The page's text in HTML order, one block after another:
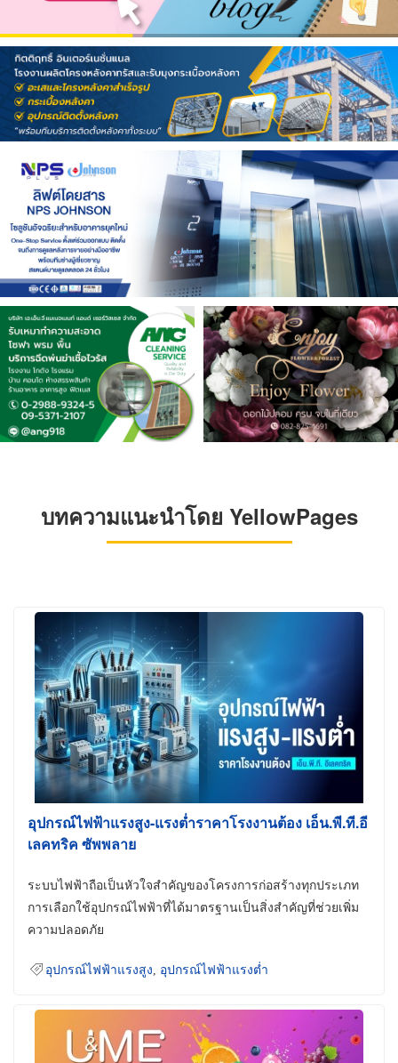
บทความแนะนำโดย YellowPages
อุปกรณ์ไฟฟ้าแรงสูง-แรงต่ำราคาโรงงานต้อง เอ็น.พี.ที.อี
เลคทริค ซัพพลาย
ระบบไฟฟ้าถือเป็นหัวใจสำคัญของโครงการก่อสร้างทุกประเภท
การเลือกใช้อุปกรณ์ไฟฟ้าที่ได้มาตรฐานเป็นสิ่งสำคัญที่ช่วยเพิ่ม
ความปลอดภัย
อุปกรณ์ไฟฟ้าแรงสูง อุปกรณ์ไฟฟ้าแรงต่ำ